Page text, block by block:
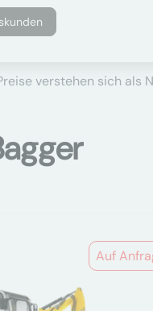
verstehen sich
Auf